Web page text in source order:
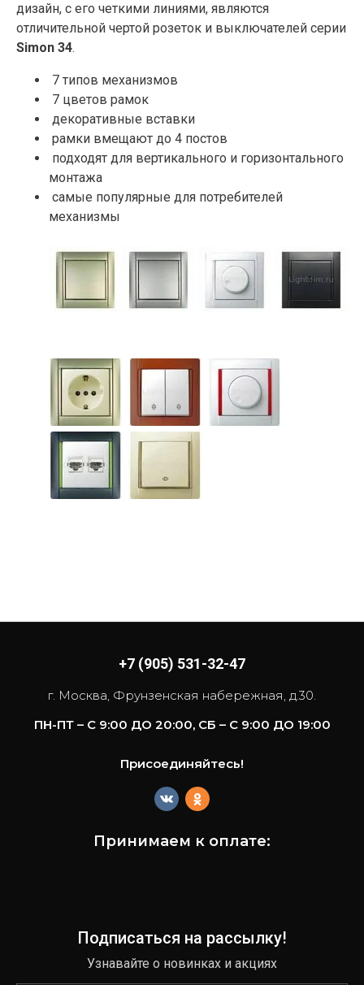
дизайн, с его четкими линиями, являются
отличительной чертой розеток и выключателей серии
Simon 34.
7 типов механизмов
7 цветов рамок
декоративные вставки
рамки вмещают до 4 постов
подходят для вертикального и горизонтального
монтажа
самые популярные для потребителей
механизмы
+7 (905) 531-32-47
г. Москва, Фрунзенская набережная, д.30.
ПН-ПТ – С 9:00 ДО 20:00, СБ – С 9:00 ДО 19:00
Принимаем к оплате:
Подписаться на рассылку!
Узнавайте о новинках и акциях
Присоединяйтесь!